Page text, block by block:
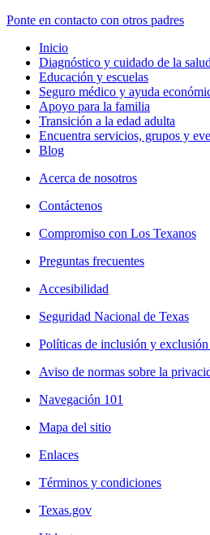
Ponte en contacto con otros padres
Inicio
Diagnóstico y cuidado de la salud
Educación y escuelas
Seguro médico y ayuda
Apoyo para la familia
Transición a la edad adulta
Encuentra servicios, grupos y
Blog
Acerca de nosotros
Contáctenos
Compromiso con Los Texanos
Preguntas frecuentes
Accesibilidad
Seguridad Nacional de Texas
Políticas de inclusión y
Aviso de normas sobre la
Navegación 101
Mapa del sitio
Enlaces
Términos y condiciones
Texas.gov